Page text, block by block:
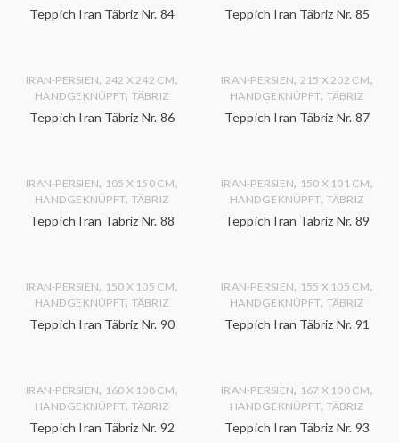
Teppich Iran Täbriz Nr. 84 Teppich Iran Täbriz Nr. 85
IRAN-PERSIEN, 242 X 242 CM,
HANDGEKNÜPFT, TÄBRIZ
Teppich Iran Täbriz Nr. 86
IRAN-PERSIEN, 215 X 202 CM,
HANDGEKNÜPFT, TÄBRIZ
Teppich Iran Täbriz Nr. 87
IRAN-PERSIEN, 105 X 150 CM,
HANDGEKNÜPFT, TÄBRIZ
Teppich Iran Täbriz Nr. 88
IRAN-PERSIEN, 150 X 101 CM,
HANDGEKNÜPFT, TÄBRIZ
Teppich Iran Täbriz Nr. 89
IRAN-PERSIEN, 150 X 105 CM,
HANDGEKNÜPFT, TÄBRIZ
Teppich Iran Täbriz Nr. 90
IRAN-PERSIEN, 155 X 105 CM,
HANDGEKNÜPFT, TÄBRIZ
Teppich Iran Täbriz Nr. 91
IRAN-PERSIEN, 160 X 108 CM,
HANDGEKNÜPFT, TÄBRIZ
Teppich Iran Täbriz Nr. 92
IRAN-PERSIEN, 167 X 100 CM,
HANDGEKNÜPFT, TÄBRIZ
Teppich Iran Täbriz Nr. 93